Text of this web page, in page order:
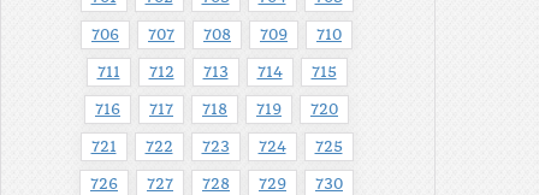
706 707 708 709 710
711 712 713 714 715
716 717 718 719 720
721 722 723 724 725
726 727 728 729 730